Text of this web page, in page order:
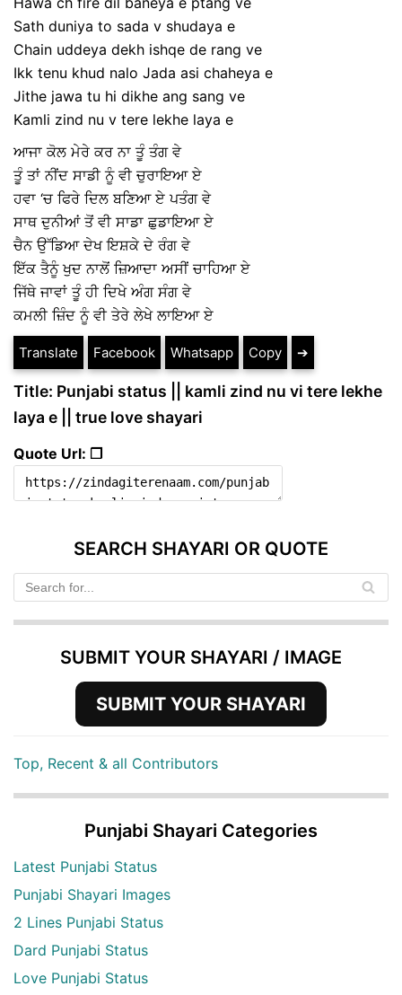
Sath duniya to sada v shudaya e
Chain uddeya dekh ishqe de rang ve
Ikk tenu khud nalo Jada asi chaheya e
Jithe jawa tu hi dikhe ang sang ve
Kamli zind nu v tere lekhe laya e
ਆਜਾ ਕੋਲ ਮੇਰੇ ਕਰ ਨਾ ਤੂੰ ਤੰਗ ਵੇ
ਤੂੰ ਤਾਂ ਨੀਂਦ ਸਾਡੀ ਨੂੰ ਵੀ ਚੁਰਾਇਆ ਏ
ਹਵਾ ‘ਚ ਫਿਰੇ ਦਿਲ ਬਣਿਆ ਏ ਪਤੰਗ ਵੇ
ਸਾਥ ਦੁਨੀਆਂ ਤੋਂ ਵੀ ਸਾਡਾ ਛੁਡਾਇਆ ਏ
ਚੈਨ ਉੱਡਿਆ ਦੇਖ ਇਸ਼ਕੇ ਦੇ ਰੰਗ ਵੇ
ਇੱਕ ਤੈਨੂੰ ਖੁਦ ਨਾਲੋਂ ਜ਼ਿਆਦਾ ਅਸੀਂ ਚਾਹਿਆ ਏ
ਜਿੱਥੇ ਜਾਵਾਂ ਤੂੰ ਹੀ ਦਿਖੇ ਅੰਗ ਸੰਗ ਵੇ
ਕਮਲੀ ਜ਼ਿੰਦ ਨੂੰ ਵੀ ਤੇਰੇ ਲੇਖੇ ਲਾਇਆ ਏ
Translate Facebook Whatsapp Copy ➔
Title: Punjabi status || kamli zind nu vi tere lekhe
laya e || true love shayari
Quote Url: ❐
SEARCH SHAYARI OR QUOTE
SUBMIT YOUR SHAYARI / IMAGE
SUBMIT YOUR SHAYARI
Top, Recent & all Contributors
Punjabi Shayari Categories
Latest Punjabi Status
Punjabi Shayari Images
2 Lines Punjabi Status
Dard Punjabi Status
Love Punjabi Status